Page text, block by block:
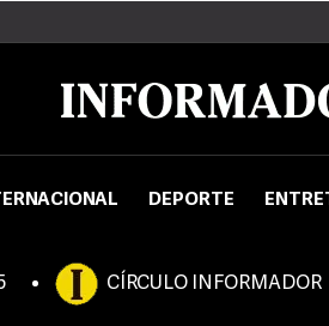
DEPORTE
CÍRCULO INFORMADOR